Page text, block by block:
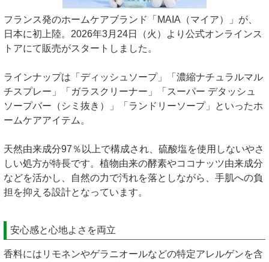
フランス発のホームケアブランド「MAIA（マイア）」が、
日本に初上陸。2026年3月24日（火）より公式オンラインス
トアにて販売がスタートしました。
ラインナップは「ディッシュソープ」「濃縮ナチュラルマル
チスプレー」「ガラスクリーナー」「スーパー デタッシュ
ソープバー（シミ抜き）」「ランドリーソープ」といったホ
ームケアアイテム。
天然由来成分97％以上で構成され、硫酸塩を使用しないやさ
しい処方が特長です。植物由来の酵素やココナッツ由来成分
などを活かし、自然の力で汚れを落としながら、手肌への負
担を抑える設計となっています。
安心感と心地よさを両立
香料にはリモネンやゲラニオールなどの特定アレルゲンを含